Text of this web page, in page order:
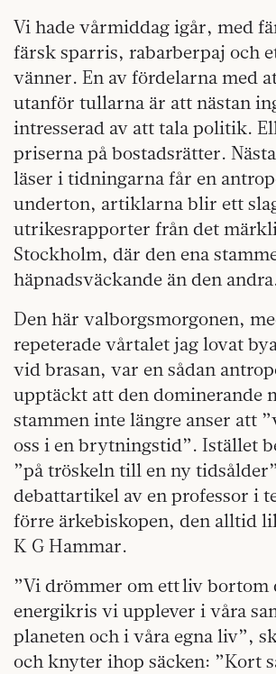
Vi hade vårmiddag igår, med
färsk sparris, rabarberpaj och
vänner. En av fördelarna med
utanför tullarna är att nästan
intresserad av att tala politik.
priserna på bostadsrätter.
läser i tidningarna får en
underton, artiklarna blir ett
utrikesrapporter från det
Stockholm, där den ena
häpnadsväckande än den
Den här valborgsmorgonen,
repeterade vårtalet jag lovat
vid brasan, var en sådan
upptäckt att den dominerande
stammen inte längre anser att
oss i en brytningstid”. Istället
”på tröskeln till en ny
debattartikel av en professor i
förre ärkebiskopen, den alltid
K G Hammar.
”Vi drömmer om ett liv bortom
energikris vi upplever i våra
planeten och i våra egna liv”,
och knyter ihop säcken: ”Kort